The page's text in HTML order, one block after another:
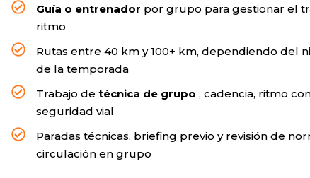
Guía o entrenador por grupo para gestionar el
ritmo
Rutas entre 40 km y 100+ km, dependiendo del
de la temporada
Trabajo de técnica de grupo , cadencia, ritmo
seguridad vial
Paradas técnicas, briefing previo y revisión de
circulación en grupo